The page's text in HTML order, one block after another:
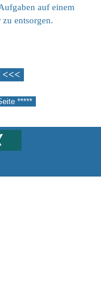
auf einem
zu entsorgen.
<<<
*****